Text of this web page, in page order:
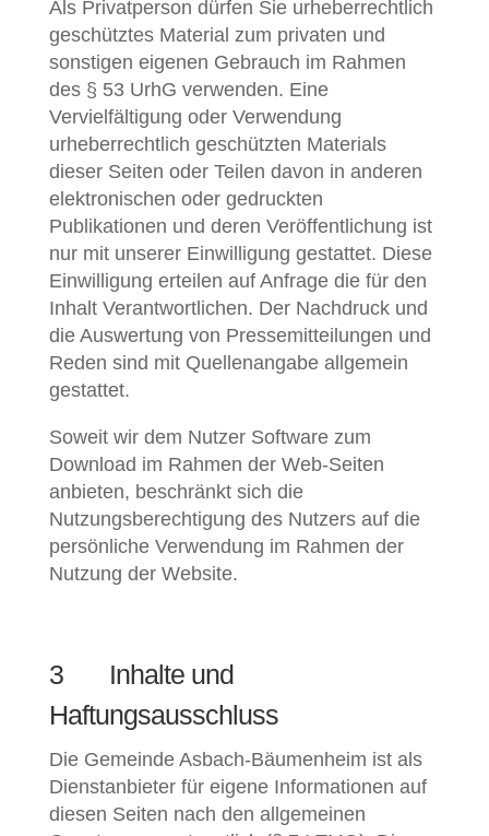
Als Privatperson dürfen Sie urheberrechtlich
geschütztes Material zum privaten und
sonstigen eigenen Gebrauch im Rahmen
des § 53 UrhG verwenden. Eine
Vervielfältigung oder Verwendung
urheberrechtlich geschützten Materials
dieser Seiten oder Teilen davon in anderen
elektronischen oder gedruckten
Publikationen und deren Veröffentlichung ist
nur mit unserer Einwilligung gestattet. Diese
Einwilligung erteilen auf Anfrage die für den
Inhalt Verantwortlichen. Der Nachdruck und
die Auswertung von Pressemitteilungen und
Reden sind mit Quellenangabe allgemein
gestattet.
Soweit wir dem Nutzer Software zum
Download im Rahmen der Web-Seiten
anbieten, beschränkt sich die
Nutzungsberechtigung des Nutzers auf die
persönliche Verwendung im Rahmen der
Nutzung der Website.
3 Inhalte und
Haftungsausschluss
Die Gemeinde Asbach-Bäumenheim ist als
Dienstanbieter für eigene Informationen auf
diesen Seiten nach den allgemeinen